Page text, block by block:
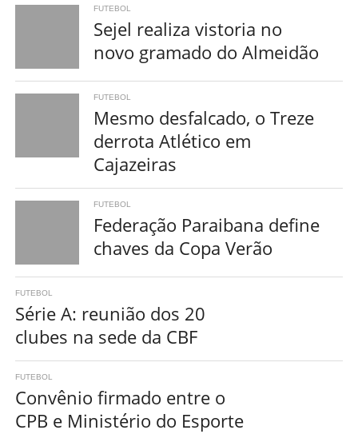
FUTEBOL
Sejel realiza vistoria no
novo gramado do Almeidão
FUTEBOL
Mesmo desfalcado, o Treze
derrota Atlético em
Cajazeiras
FUTEBOL
Federação Paraibana define
chaves da Copa Verão
FUTEBOL
Série A: reunião dos 20
clubes na sede da CBF
FUTEBOL
Convênio firmado entre o
CPB e Ministério do Esporte